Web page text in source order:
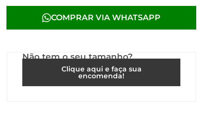
COMPRAR VIA WHATSAPP
Não tem o seu tamanho?
Clique aqui e faça sua
encomenda!